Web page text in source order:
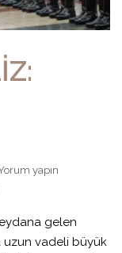
yapın
gelen
uzun vadeli büyük